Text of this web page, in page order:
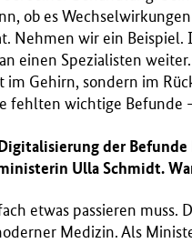
ob es
Nehmen wir ein
einen Spezialisten
im Gehirn, sondern im
fehlten wichtige Befunde
der
Ulla Schmidt.
etwas passieren muss.
Medizin. Als